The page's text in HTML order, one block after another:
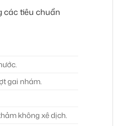
các tiêu chuẩn
gai nhám.
không xê dịch.